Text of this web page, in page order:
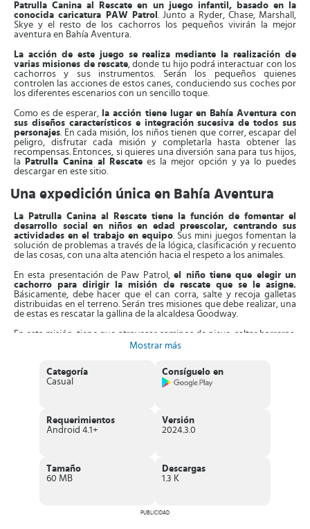
Patrulla Canina al Rescate en un juego infantil, basado en la
conocida caricatura PAW Patrol . Junto a Ryder, Chase, Marshall,
Skye y el resto de los cachorros los pequeños vivirán la mejor
aventura en Bahía Aventura.
La acción de este juego se realiza mediante la realización de
varias misiones de rescate, donde tu hijo podrá interactuar con los
cachorros y sus instrumentos. Serán los pequeños quienes
controlen las acciones de estos canes, conduciendo sus coches por
los diferentes escenarios con un sencillo toque.
Como es de esperar, la acción tiene lugar en Bahía Aventura con
sus diseños característicos e integración sucesiva de todos sus
personajes. En cada misión, los niños tienen que correr, escapar del
peligro, disfrutar cada misión y completarla hasta obtener las
recompensas. Entonces, si quieres una diversión sana para tus hijos,
la
Patrulla Canina al Rescate es la mejor opción y ya lo puedes
descargar en este sitio.
Una expedición única en Bahía Aventura
La Patrulla Canina al Rescate tiene la función de fomentar el
desarrollo social en niños en edad preescolar, centrando sus
actividades en el trabajo en equipo. Sus mini juegos fomentan la
solución de problemas a través de la lógica, clasificación y recuento
de las cosas, con una alta atención hacia el respeto a los animales.
En esta presentación de Paw Patrol,el niño tiene que elegir un
cachorro para dirigir la misión de rescate que se le asigne.
Básicamente, debe hacer que el can corra, salte y recoja galletas
distribuidas en el terreno. Serán tres misiones que debe realizar, una
de estas es rescatar la gallina de la alcaldesa Goodway.
En esta misión, tiene que atravesar caminos de nieve, saltar barreras,
recoger ítems e inspeccionar los techos en búsqueda de la gallina.
En la realización de cada misión,
el pequeño tendrá la ayuda de
y disfrutarla al máximo. Aparte de esto, este juego dispone de mini
juegos asociados a los coches de rescate y las historias narradas en
gráficos están diseñados en alta resolución 3D con su llamativa
banda sonora,
que sumergirá al niño por completo en Bahía
Características de Patrulla Canina al Rescate
Mostrar más
Categoría
Casual
Consíguelo en
Requerimientos
Android 4.1+
Versión
2024.3.0
Tamaño
60 MB
Descargas
1.3 K
PUBLICIDAD